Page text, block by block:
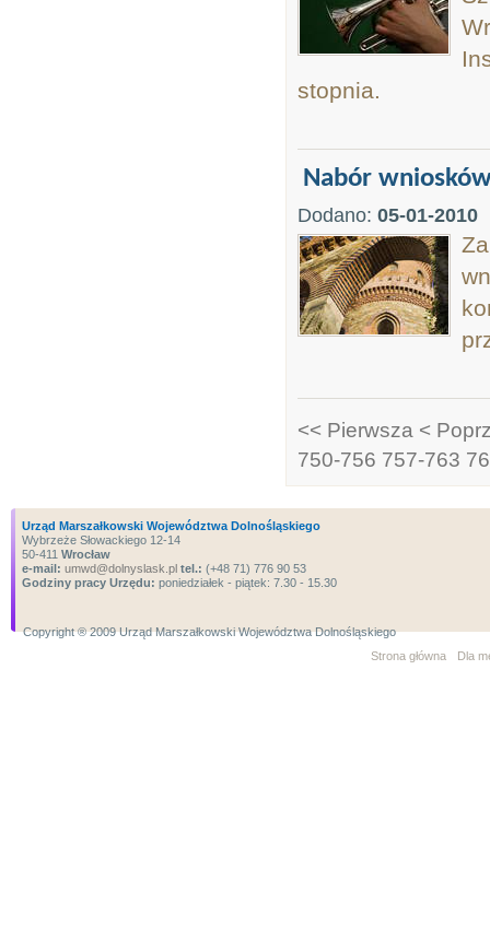
stopnia.
Nabór
Dodano: 05-01-2010
<< Pierwsza <
750-756 757-763
Urząd Marszałkowski Województwa Dolnośląskiego
Wybrzeże Słowackiego 12-14
50-411 Wrocław
e-mail: umwd@dolnyslask.pl tel.: (+48 71) 776 90 53
Godziny pracy Urzędu: poniedziałek - piątek: 7.30 - 15.30
Copyright ® 2009 Urząd Marszałkowski Województwa Dolnośląskiego
Strona główna
Dla